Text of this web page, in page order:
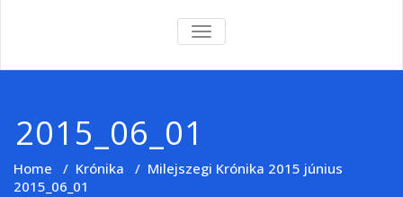
TOGGLE
NAVIGATION
2015_06_01
Home / Krónika / Milejszegi Krónika 2015 június
2015_06_01